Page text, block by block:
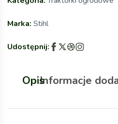
Marka: Stihl
Udostępnij:
OpisInformacje